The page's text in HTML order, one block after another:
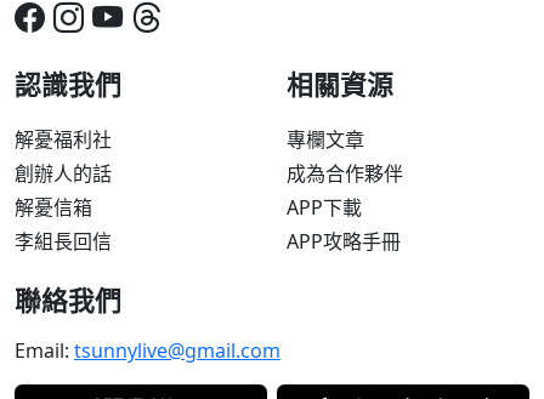
認識我們
解憂福利社
創辦人的話
解憂信箱
李組長回信
相關資源
專欄文章
成為合作夥伴
APP下載
APP攻略手冊
聯絡我們
Email: tsunnylive@gmail.com